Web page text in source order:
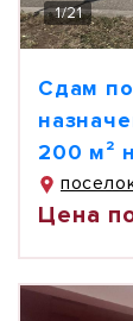
1/21
Сдам
200 м²
Цена